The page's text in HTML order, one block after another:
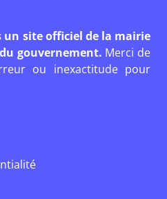
site officiel de la mairie
gouvernement. Merci de
ou inexactitude pour